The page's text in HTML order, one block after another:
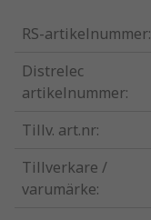
RS-artikelnummer:
Distrelec
artikelnummer:
Tillv. art.nr:
Tillverkare /
varumärke: